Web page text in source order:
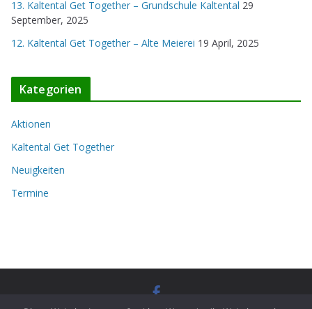
13. Kaltental Get Together – Grundschule Kaltental 29
September, 2025
12. Kaltental Get Together – Alte Meierei 19 April, 2025
Kategorien
Aktionen
Kaltental Get Together
Neuigkeiten
Termine